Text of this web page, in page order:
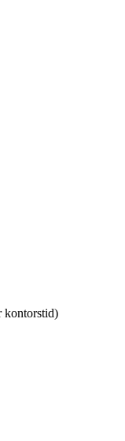
kontorstid)